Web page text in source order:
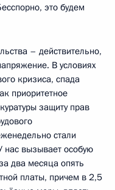
это будем
– действительно,
В условиях
кризиса, спада
приоритетное
защиту прав
стали
нас вызывает особую
два месяца опять
платы, причем в 2,5